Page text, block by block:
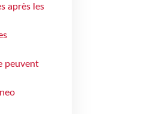
après les
peuvent